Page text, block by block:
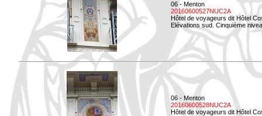
06 - Menton
20160600527NUC2A
Hôtel de voyageurs dit Hôtel
Elévations sud. Cinquième
06 - Menton
20160600528NUC2A
Hôtel de voyageurs dit Hôtel